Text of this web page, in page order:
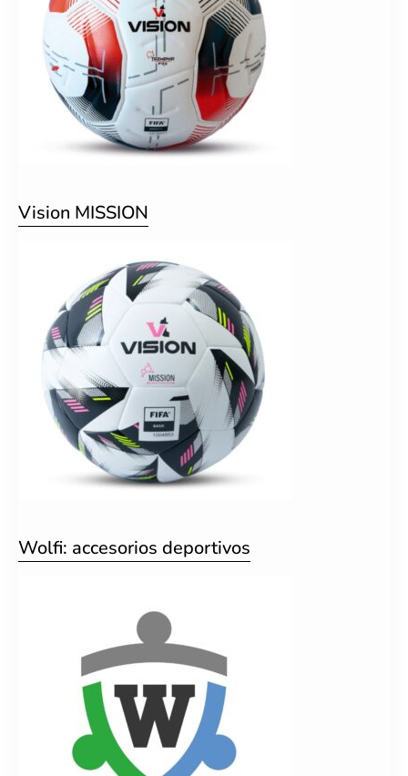
Vision MISSION
Wolfi: accesorios deportivos